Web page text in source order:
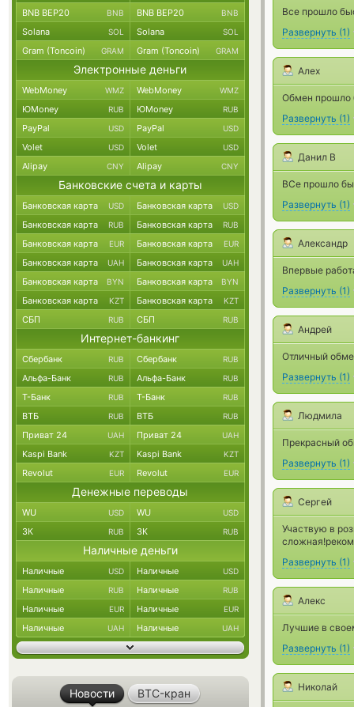
Все прошло
Развернуть (1)
Алех
Обмен прошло
Развернуть (1)
Данил В
ВСе прошло
Развернуть (1)
Александр
Впервые
Развернуть (1)
Андрей
Отличный
Развернуть (1)
Людмила
Прекрасный
Развернуть (1)
Сергей
Участвую в
Развернуть (1)
Алекс
Лучшие в
Развернуть (1)
Николай
BNB BEP20 BNB BNB BEP20 BNB
Solana SOL Solana SOL
Gram (Toncoin) GRAM Gram (Toncoin) GRAM
Электронные деньги
WebMoney WMZ WebMoney WMZ
ЮMoney RUB ЮMoney RUB
PayPal USD PayPal USD
Volet USD Volet USD
Alipay CNY Alipay CNY
Банковские счета и карты
Банковская карта USD Банковская карта USD
Банковская карта RUB Банковская карта RUB
Банковская карта EUR Банковская карта EUR
Банковская карта UAH Банковская карта UAH
Банковская карта BYN Банковская карта BYN
Банковская карта KZT Банковская карта KZT
СБП RUB СБП RUB
Интернет-банкинг
Сбербанк RUB Сбербанк RUB
Альфа-Банк RUB Альфа-Банк RUB
Т-Банк RUB Т-Банк RUB
ВТБ RUB ВТБ RUB
Приват 24 UAH Приват 24 UAH
Kaspi Bank KZT Kaspi Bank KZT
Revolut EUR Revolut EUR
Денежные переводы
WU USD WU USD
ЗК RUB ЗК RUB
Наличные деньги
Наличные USD Наличные USD
Наличные RUB Наличные RUB
Наличные EUR Наличные EUR
Наличные UAH Наличные UAH
Новости BTC-кран